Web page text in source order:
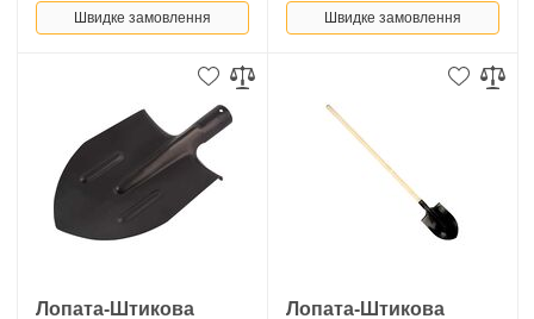
Швидке замовлення Швидке замовлення
Лопата-Штикова
Лопата-Штикова